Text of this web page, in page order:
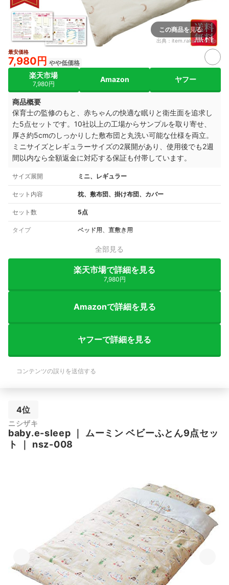
この商品を見る
出典： item.rakuten.co.jp
最安価格
7,980円 やや低価格
楽天市場
7,980円
Amazon ヤフー
商品概要
保育士の監修のもと、赤ちゃんの快適な眠りと衛生面を追求し
た5点セットです。10社以上の工場からサンプルを取り寄せ、
厚さ約5cmのしっかりした敷布団と丸洗い可能な仕様を両立。
ミニサイズとレギュラーサイズの2展開があり、使用後でも2週
間以内なら全額返金に対応する保証も付帯しています。
サイズ展開 ミニ、レギュラー
セット内容 枕、敷布団、掛け布団、カバー
セット数 5点
タイプ ベッド用、直敷き用
全部見る
楽天市場で詳細を見る
7,980円
Amazonで詳細を見る
ヤフーで詳細を見る
コンテンツの誤りを送信する
4位
ニシザキ
baby.e-sleep
ムーミン ベビーふとん9点セッ
ト
nsz-008